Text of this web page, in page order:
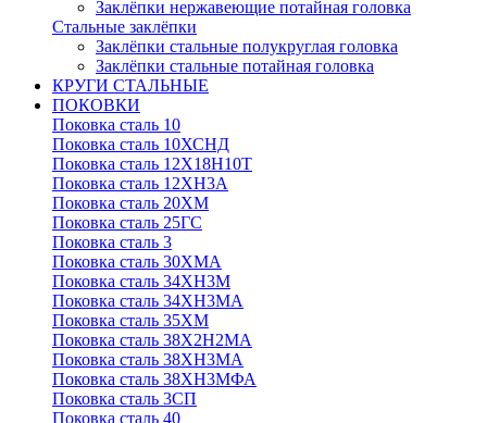
Заклёпки нержавеющие потайная головка
Стальные заклёпки
Заклёпки стальные полукруглая головка
Заклёпки стальные потайная головка
КРУГИ СТАЛЬНЫЕ
ПОКОВКИ
Поковка сталь 10
Поковка сталь 10ХСНД
Поковка сталь 12Х18Н10Т
Поковка сталь 12ХН3А
Поковка сталь 20ХМ
Поковка сталь 25ГС
Поковка сталь 3
Поковка сталь 30ХМА
Поковка сталь 34ХН3М
Поковка сталь 34ХН3МА
Поковка сталь 35ХМ
Поковка сталь 38Х2Н2МА
Поковка сталь 38ХН3МА
Поковка сталь 38ХН3МФА
Поковка сталь 3СП
Поковка сталь 40